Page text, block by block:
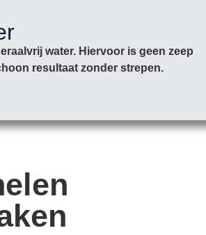
water. Hiervoor is geen zeep
resultaat zonder strepen.